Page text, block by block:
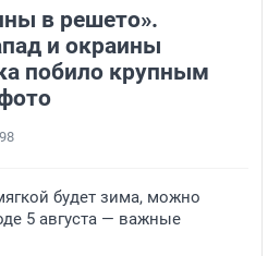
в решето».
и окраины
побило крупным
будет зима, можно
5 августа — важные